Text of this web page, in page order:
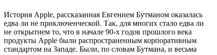
История Apple, рассказанная Евгением Бутманом оказалась
едва ли не приключенческой. Так, для многих стало едва ли
не открытием то, что в начале 90-х годов прошлого века
продукты Apple были распространенным корпоративным
стандартом на Западе. Были, по словам Бутмана, и весьма